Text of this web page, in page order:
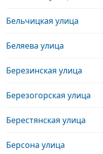
Бельчицкая улица
Беляева улица
Березинская улица
Березогорская улица
Берестянская улица
Берсона улица